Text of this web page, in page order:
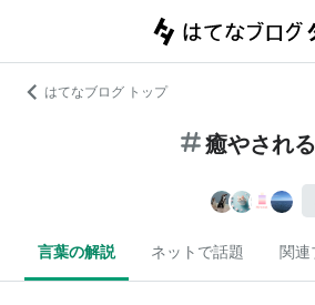
はてなブログ トップ
癒やされる
言葉の解説 ネットで話題 関連